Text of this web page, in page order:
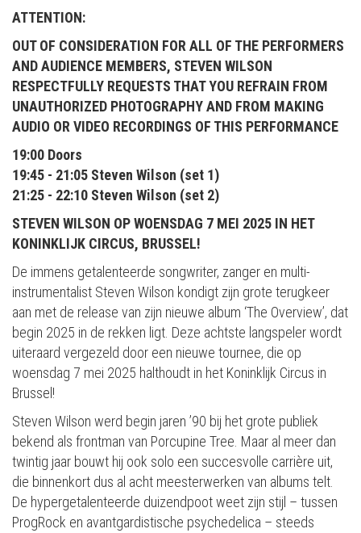
ATTENTION:
OUT OF CONSIDERATION FOR ALL OF THE PERFORMERS
AND AUDIENCE MEMBERS, STEVEN WILSON
RESPECTFULLY REQUESTS THAT YOU REFRAIN FROM
UNAUTHORIZED PHOTOGRAPHY AND FROM MAKING
AUDIO OR VIDEO RECORDINGS OF THIS PERFORMANCE
19:00 Doors
19:45 - 21:05 Steven Wilson (set 1)
21:25 - 22:10 Steven Wilson (set 2)
STEVEN WILSON OP WOENSDAG 7 MEI 2025 IN HET
KONINKLIJK CIRCUS, BRUSSEL!
De immens getalenteerde songwriter, zanger en multi-
instrumentalist Steven Wilson kondigt zijn grote terugkeer
aan met de release van zijn nieuwe album ‘The Overview’, dat
begin 2025 in de rekken ligt. Deze achtste langspeler wordt
uiteraard vergezeld door een nieuwe tournee, die op
woensdag 7 mei 2025 halthoudt in het Koninklijk Circus in
Brussel!
Steven Wilson werd begin jaren ’90 bij het grote publiek
bekend als frontman van Porcupine Tree. Maar al meer dan
twintig jaar bouwt hij ook solo een succesvolle carrière uit,
die binnenkort dus al acht meesterwerken van albums telt.
De hypergetalenteerde duizendpoot weet zijn stijl – tussen
ProgRock en avantgardistische psychedelica – steeds